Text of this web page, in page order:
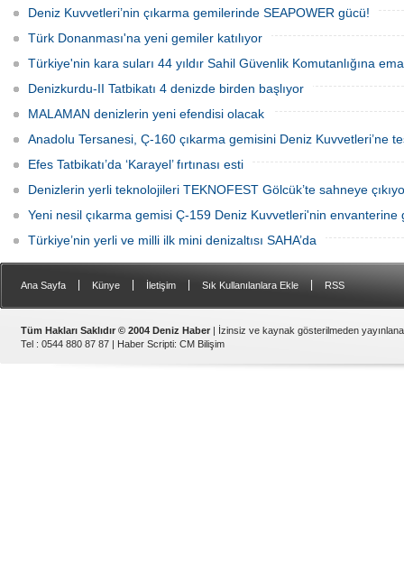
Kuvvetleri'ne ait savaş gemilerinde
eğitim aldığını açıkladı.
kapasitesinin artırılması kapsamında
Güvenlik Kuvvetleri Komutanlığı
personeline liman ve seyir/gemicilik
eğitimleri verildiğini açıkladı
Deniz Kuvvetleri’nin çıkarma gemilerinde SEAPOWER gücü!
Türk Donanması'na yeni gemiler katılıyor
Türkiye'nin kara suları 44 yıldır Sahil Güvenlik Komutanlığına
Denizkurdu-II Tatbikatı 4 denizde birden başlıyor
MALAMAN denizlerin yeni efendisi olacak
Anadolu Tersanesi, Ç-160 çıkarma gemisini Deniz Kuvvetleri’ne
Efes Tatbikatı’da ‘Karayel’ fırtınası esti
Denizlerin yerli teknolojileri TEKNOFEST Gölcük’te sahneye
Yeni nesil çıkarma gemisi Ç-159 Deniz Kuvvetleri'nin envanterine
Türkiye’nin yerli ve milli ilk mini denizaltısı SAHA’da
Ana Sayfa Künye İletişim Sık Kullanılanlara Ekle RSS
Tüm Hakları Saklıdır © 2004 Deniz Haber | İzinsiz ve kaynak gösterilmeden
Tel : 0544 880 87 87 | Haber Scripti: CM Bilişim